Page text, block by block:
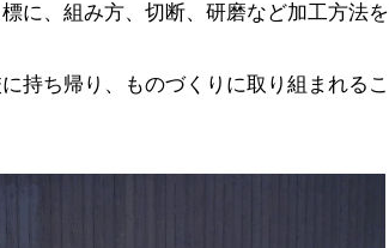
に、組み方、切断、研磨など加工方法を
持ち帰り、ものづくりに取り組まれるこ